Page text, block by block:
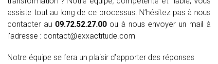
assiste tout au long de ce processus. N’hésitez pas à nous
contacter au 09.72.52.27.00 ou à nous envoyer un mail à
l’adresse : contact@exxactitude.com
Notre équipe se fera un plaisir d’apporter des réponses